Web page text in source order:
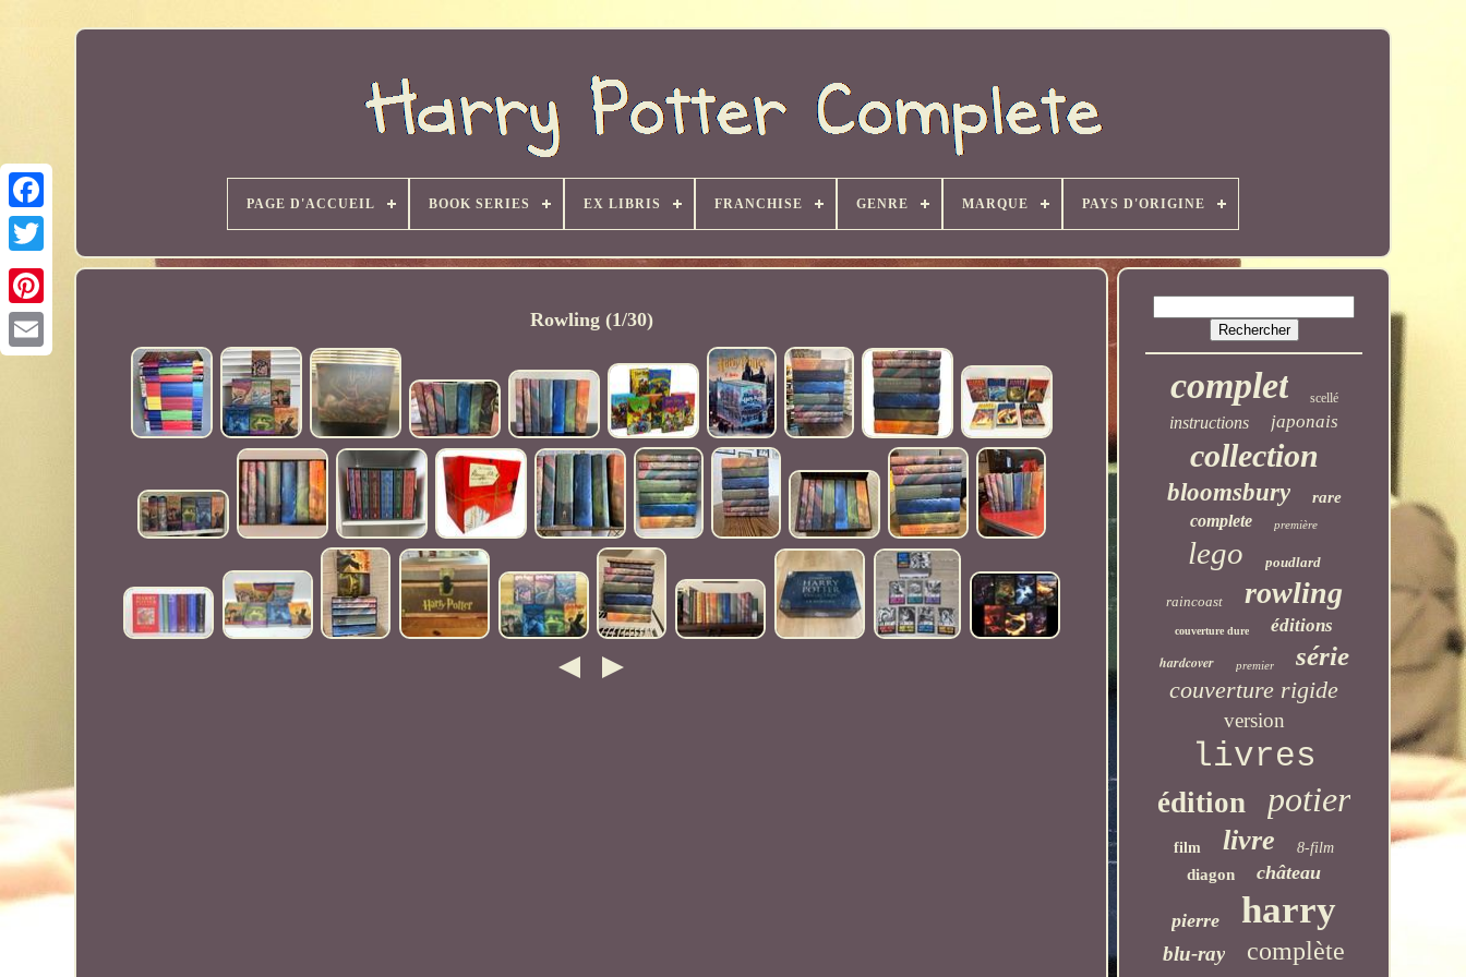
PAGE D'ACCUEIL BOOK SERIES EX LIBRIS FRANCHISE GENRE MARQUE PAYS D'ORIGINE
Rowling (1/30)
complet scellé
instructions japonais
collection
bloomsbury rare
complete première
lego poudlard
raincoast rowling
couverture dure éditions
hardcover premier série
couverture rigide
version
livres
édition potier
film livre 8-film
diagon château
pierre harry
blu-ray complète